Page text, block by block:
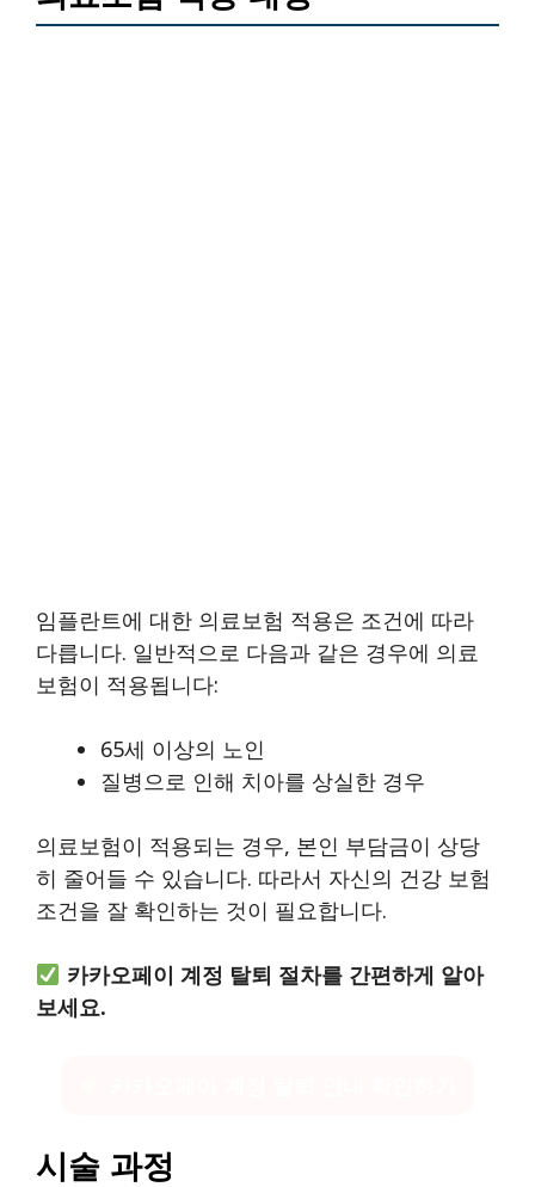
임플란트에 대한 의료보험 적용은 조건에 따라
다릅니다. 일반적으로 다음과 같은 경우에 의료
보험이 적용됩니다:
65세 이상의 노인
질병으로 인해 치아를 상실한 경우
의료보험이 적용되는 경우, 본인 부담금이 상당
히 줄어들 수 있습니다. 따라서 자신의 건강 보험
조건을 잘 확인하는 것이 필요합니다.
카카오페이 계정 탈퇴 절차를 간편하게 알아
보세요.
시술 과정